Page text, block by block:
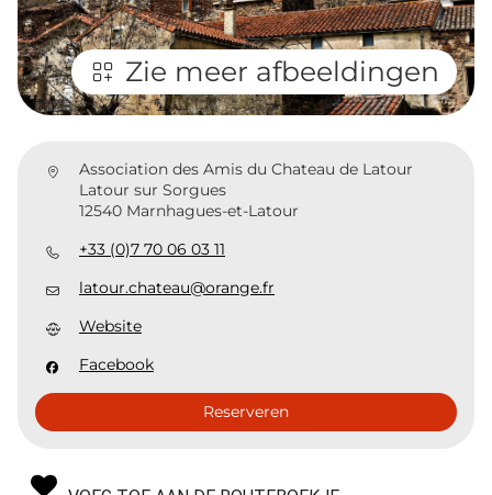
Zie meer afbeeldingen
Association des Amis du Chateau de Latour
Latour sur Sorgues
12540 Marnhagues-et-Latour
+33 (0)7 70 06 03 11
latour.chateau@orange.fr
Website
Facebook
Reserveren